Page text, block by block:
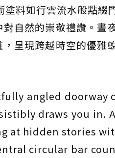
料如行雲流水般點綴
自然的崇敬禮讚。晝
呈現跨越時空的優雅
angled doorway
draws you in.
at hidden stories
circular bar